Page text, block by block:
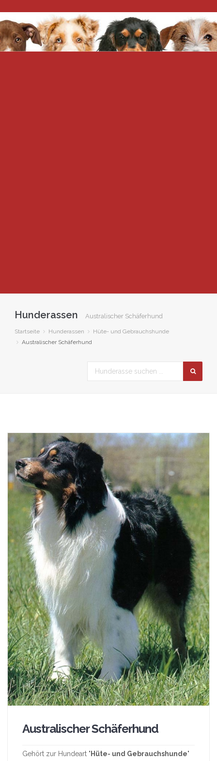
Hunderassen Australischer Schäferhund
Startseite Hunderassen
Hüte- und Gebrauchshunde
Australischer Schäferhund
Australischer Schäferhund
Gehört zur Hundeart " Hüte- und Gebrauchshunde"